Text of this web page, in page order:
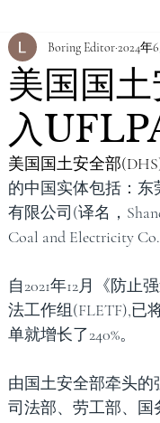
上市合规 数
案例 Case
美国国
入
Boring Editor2024年
美国国土安全部
的中国实体包括：东
有限公司(译名，
Coal and Electricity
自2021年12月《防
法工作组(FLETF),已
单就增长了240%。
由国土安全部牵头的
司法部、劳工部、国